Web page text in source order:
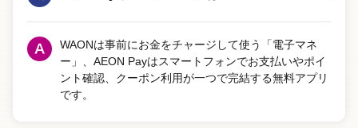
WAONは事前にお金をチャージして使う「電子マネ
ー」、AEON Payはスマートフォンでお支払いやポイ
ント確認、クーポン利用が一つで完結する無料アプリ
です。